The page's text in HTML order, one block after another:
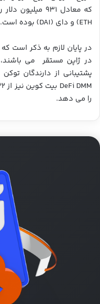
که معادل ۹۳۱
ETH) و دای (DAI) بوده است.
در ژاپن مستقر می
را می دهد.